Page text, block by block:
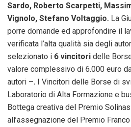
Sardo, Roberto Scarpetti,
Vignolo, Stefano Voltaggio. La
porre domande ed approfondire il
verificata l’alta qualità sia degli
selezionato i 6 vincitori delle
valore complessivo di 6.000 euro
autori –. I Vincitori delle Borse di
Laboratorio di Alta Formazione e
Bottega creativa del Premio
all’assegnazione del Premio